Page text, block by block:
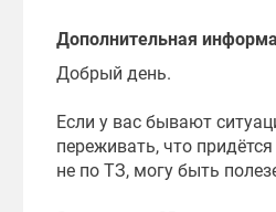
Дополнительная
Добрый день.
Если у вас бывают
переживать, что
не по ТЗ, могу быть